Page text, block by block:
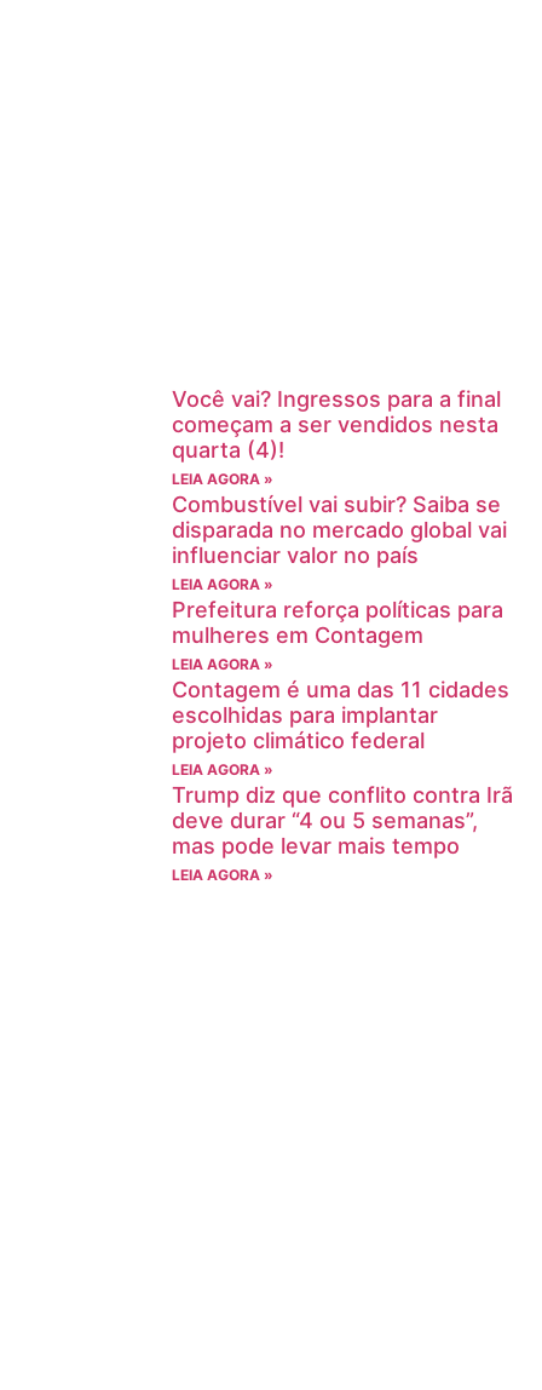
Você vai? Ingressos para a final
começam a ser vendidos nesta
quarta (4)!
LEIA AGORA »
Combustível vai subir? Saiba se
disparada no mercado global vai
influenciar valor no país
LEIA AGORA »
Prefeitura reforça políticas para
mulheres em Contagem
LEIA AGORA »
Contagem é uma das 11 cidades
escolhidas para implantar
projeto climático federal
LEIA AGORA »
Trump diz que conflito contra Irã
deve durar “4 ou 5 semanas”,
mas pode levar mais tempo
LEIA AGORA »